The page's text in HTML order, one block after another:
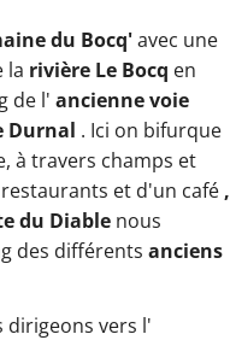
du Bocq'avec une
la rivière Le Bocq en
de l' ancienne voie
Durnal . Ici on bifurque
à travers champs et
et d'un café ,
du Diable nous
des différents anciens
dirigeons vers l'